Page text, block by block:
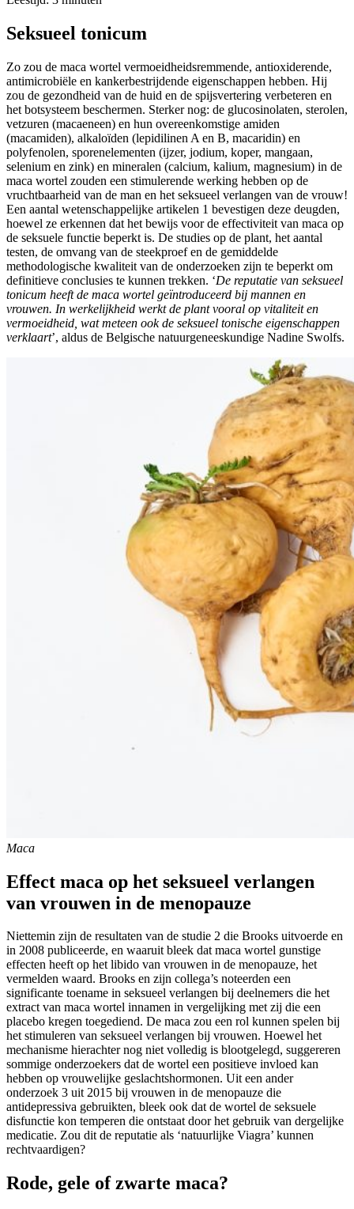
Seksueel tonicum
Zo zou de maca wortel vermoeidheidsremmende, antioxiderende,
antimicrobiële en kankerbestrijdende eigenschappen hebben. Hij
zou de gezondheid van de huid en de spijsvertering verbeteren en
het botsysteem beschermen. Sterker nog: de glucosinolaten, sterolen,
vetzuren (macaeneen) en hun overeenkomstige amiden
(macamiden), alkaloïden (lepidilinen A en B, macaridin) en
polyfenolen, sporenelementen (ijzer, jodium, koper, mangaan,
selenium en zink) en mineralen (calcium, kalium, magnesium) in de
maca wortel zouden een stimulerende werking hebben op de
vruchtbaarheid van de man en het seksueel verlangen van de vrouw!
Een aantal wetenschappelijke artikelen 1 bevestigen deze deugden,
hoewel ze erkennen dat het bewijs voor de effectiviteit van maca op
de seksuele functie beperkt is. De studies op de plant, het aantal
testen, de omvang van de steekproef en de gemiddelde
methodologische kwaliteit van de onderzoeken zijn te beperkt om
definitieve conclusies te kunnen trekken. ‘De reputatie van seksueel
tonicum heeft de maca wortel geïntroduceerd bij mannen en
vrouwen. In werkelijkheid werkt de plant vooral op vitaliteit en
vermoeidheid, wat meteen ook de seksueel tonische eigenschappen
verklaart’, aldus de Belgische natuurgeneeskundige Nadine Swolfs.
Maca
Effect maca op het seksueel verlangen
van vrouwen in de menopauze
Niettemin zijn de resultaten van de studie 2 die Brooks uitvoerde en
in 2008 publiceerde, en waaruit bleek dat maca wortel gunstige
effecten heeft op het libido van vrouwen in de menopauze, het
vermelden waard. Brooks en zijn collega’s noteerden een
significante toename in seksueel verlangen bij deelnemers die het
extract van maca wortel innamen in vergelijking met zij die een
placebo kregen toegediend. De maca zou een rol kunnen spelen bij
het stimuleren van seksueel verlangen bij vrouwen. Hoewel het
mechanisme hierachter nog niet volledig is blootgelegd, suggereren
sommige onderzoekers dat de wortel een positieve invloed kan
hebben op vrouwelijke geslachtshormonen. Uit een ander
onderzoek 3 uit 2015 bij vrouwen in de menopauze die
antidepressiva gebruikten, bleek ook dat de wortel de seksuele
disfunctie kon temperen die ontstaat door het gebruik van dergelijke
medicatie. Zou dit de reputatie als ‘natuurlijke Viagra’ kunnen
rechtvaardigen?
Rode, gele of zwarte maca?